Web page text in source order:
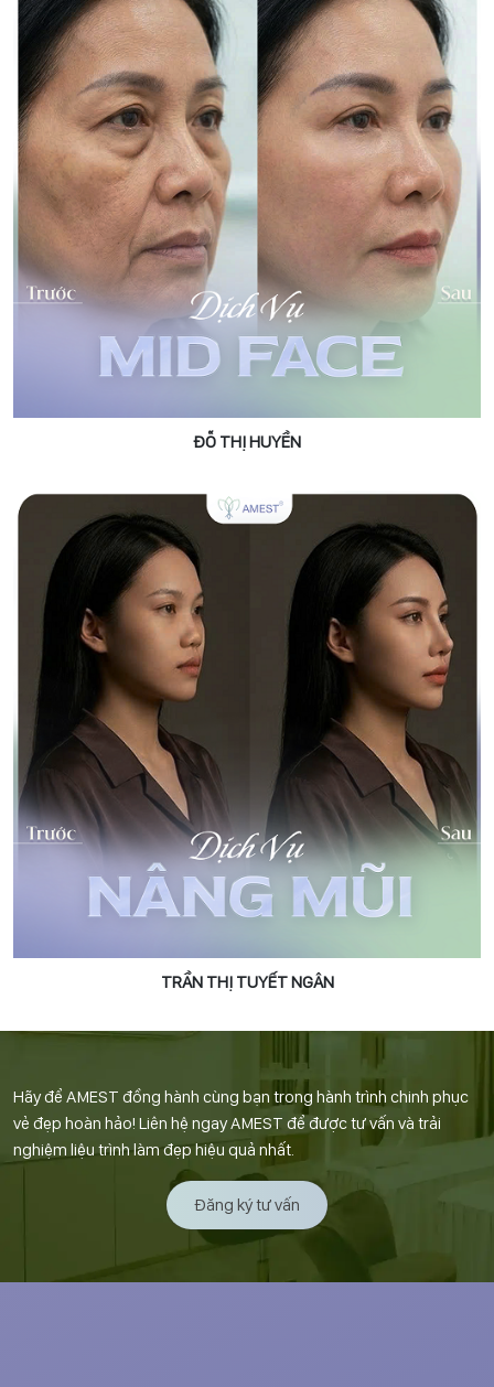
ĐỖ THỊ HUYỀN
TRẦN THỊ TUYẾT NGÂN
Hãy để AMEST đồng hành cùng bạn trong hành trình chinh phục
vẻ đẹp hoàn hảo! Liên hệ ngay AMEST để được tư vấn và trải
nghiệm liệu trình làm đẹp hiệu quả nhất.
Đăng ký tư vấn